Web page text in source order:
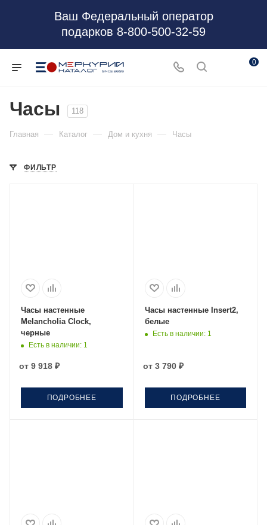
Ваш Федеральный оператор
подарков 8-800-500-32-59
0
Часы 118
Главная — Каталог — Дом и кухня — Часы
ФИЛЬТР
Часы настенные
Melancholia Clock,
черные
Есть в наличии: 1
от 9 918 ₽
ПОДРОБНЕЕ
Часы настенные Insert2,
белые
Есть в наличии: 1
от 3 790 ₽
ПОДРОБНЕЕ